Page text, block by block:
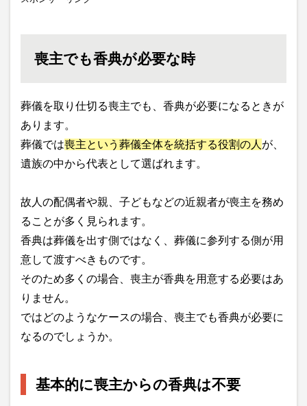
喪主でも香典が必要な時
葬儀を取り仕切る喪主でも、香典が必要になるときが
あります。
葬儀では喪主という葬儀全体を統括する役割の人が、
遺族の中から代表として選ばれます。
故人の配偶者や親、子どもなどの近親者が喪主を務め
ることが多く見られます。
香典は葬儀を出す側ではなく、葬儀に参列する側が用
意して渡すべきものです。
そのため多くの場合、喪主が香典を用意する必要はあ
りません。
ではどのようなケースの場合、喪主でも香典が必要に
なるのでしょうか。
基本的に喪主からの香典は不要